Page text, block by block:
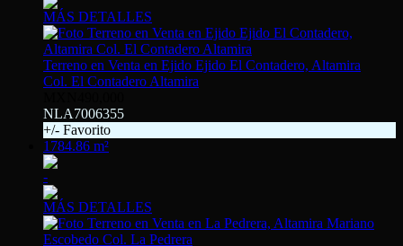
MÁS DETALLES
Terreno en Venta en Ejido Ejido El Contadero, Altamira
Col. El Contadero Altamira
NLA7006355
+/- Favorito
1784.86 m²
-
MÁS DETALLES